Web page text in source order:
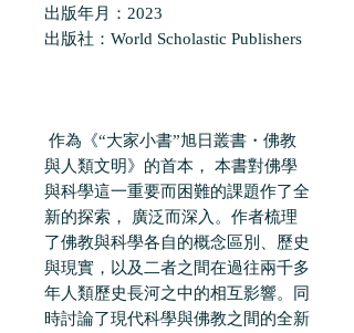
出版年月：2023
出版社：World Scholastic Publishers
作為《“大家小書”旭日叢書・佛教
與人類文明》的首本， 本書對佛學
與科學這一重要而困難的課題作了全
新的探索， 廣泛而深入。作者梳理
了佛教與科學各自的概念區別、歷史
與現實，以及二者之間在過往兩千多
年人類歷史長河之中的相互影響。同
時討論了現代科學與佛教之間的全新